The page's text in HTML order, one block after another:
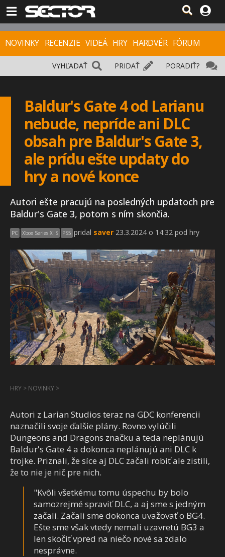
NOVINKY RECENZIE VIDEÁ HRY HARDVÉR FÓRUM
PORADIŤ?
PRIDAŤ
VYHĽADAŤ
Baldur's Gate 4 od Larianu
nebude, nepríde ani DLC
obsah pre Baldur's Gate 3,
ale prídu ešte updaty do
hry a nové konce
Autori ešte pracujú na posledných updatoch pre
Baldur's Gate 3, potom s ním skončia.
PC Xbox Series X|S PS5 pridal saver 23.3.2024 o 14:32 pod hry
HRY > NOVINKY >
Autori z Larian Studios teraz na GDC konferencii
naznačili svoje ďalšie plány. Rovno vylúčili
Dungeons and Dragons značku a teda neplánujú
Baldur's Gate 4 a dokonca neplánujú ani DLC k
trojke. Priznali, že síce aj DLC začali robiť ale zistili,
že to nie je nič pre nich.
"Kvôli všetkému tomu úspechu by bolo
samozrejmé spraviť DLC, a aj sme s jedným
začali. Začali sme dokonca uvažovať o BG4.
Ešte sme však vtedy nemali uzavretú BG3 a
len skočiť vpred na niečo nové sa zdalo
nesprávne.